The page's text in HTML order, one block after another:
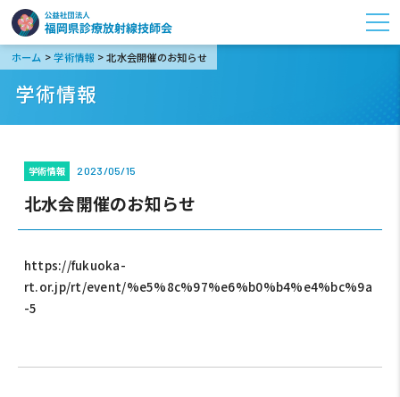
ホーム >学術情報 >北水会開催のお知らせ
学術情報
学術情報 2023/05/15
北水会開催のお知らせ
https://fukuoka-
rt.or.jp/rt/event/%e5%8c%97%e6%b0%b4%e4%bc%9a
-5